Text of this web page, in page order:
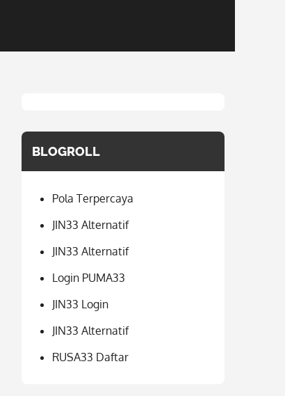
BLOGROLL
Pola Terpercaya
JIN33 Alternatif
JIN33 Alternatif
Login PUMA33
JIN33 Login
JIN33 Alternatif
RUSA33 Daftar